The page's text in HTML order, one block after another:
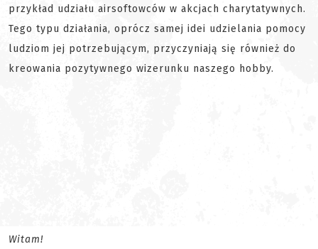
przykład udziału airsoftowców w akcjach charytatywnych.
Tego typu działania, oprócz samej idei udzielania pomocy
ludziom jej potrzebującym, przyczyniają się również do
kreowania pozytywnego wizerunku naszego hobby.
Witam!